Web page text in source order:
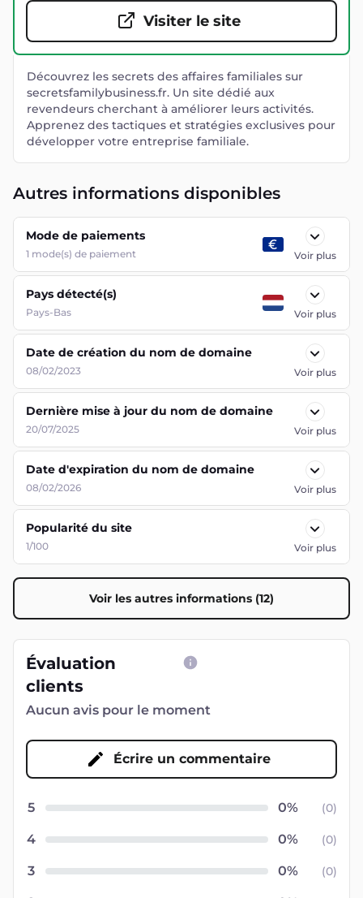
Visiter le site
Découvrez les secrets des affaires familiales sur
secretsfamilybusiness.fr. Un site dédié aux
revendeurs cherchant à améliorer leurs activités.
Apprenez des tactiques et stratégies exclusives pour
développer votre entreprise familiale.
Autres informations disponibles
Mode de paiements
1 mode(s) de paiement Voir plus
Pays détecté(s)
Pays-Bas Voir plus
Date de création du nom de domaine
08/02/2023 Voir plus
Dernière mise à jour du nom de domaine
20/07/2025 Voir plus
Date d'expiration du nom de domaine
08/02/2026 Voir plus
Popularité du site
1/100 Voir plus
Voir les autres informations (12)
Évaluation
clients
Aucun avis pour le moment
Écrire un commentaire
5 (0)
4 (0)
3 (0)